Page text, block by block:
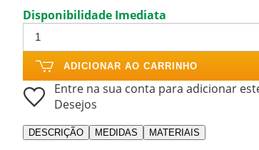
Disponibilidade Imediata
ADICIONAR AO CARRINHO
Entre na sua conta para adicionar
Desejos
DESCRIÇÃO MEDIDAS MATERIAIS